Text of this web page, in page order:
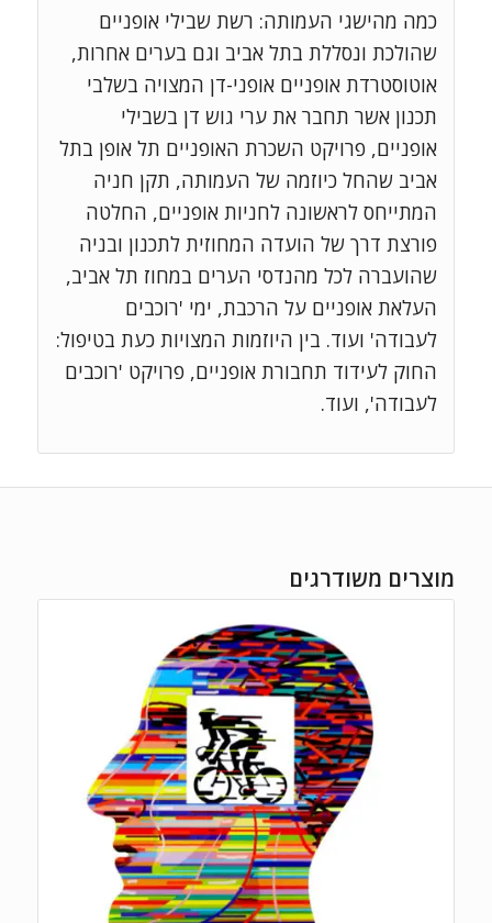
כמה מהישגי העמותה: רשת שבילי אופניים
שהולכת ונסללת בתל אביב וגם בערים אחרות,
אוטוסטרדת אופניים אופני-דן המצויה בשלבי
תכנון אשר תחבר את ערי גוש דן בשבילי
אופניים, פרויקט השכרת האופניים תל אופן בתל
אביב שהחל כיוזמה של העמותה, תקן חניה
המתייחס לראשונה לחניות אופניים, החלטה
פורצת דרך של הועדה המחוזית לתכנון ובניה
שהועברה לכל מהנדסי הערים במחוז תל אביב,
העלאת אופניים על הרכבת, ימי 'רוכבים
לעבודה' ועוד. בין היוזמות המצויות כעת בטיפול:
החוק לעידוד תחבורת אופניים, פרויקט 'רוכבים
לעבודה', ועוד.
מוצרים משודרגים